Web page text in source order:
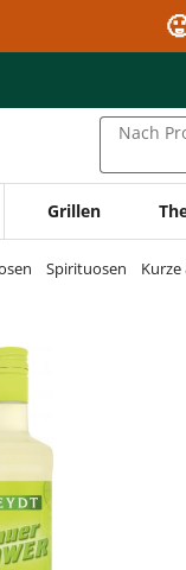
Nach
Grillen
Spirituosen